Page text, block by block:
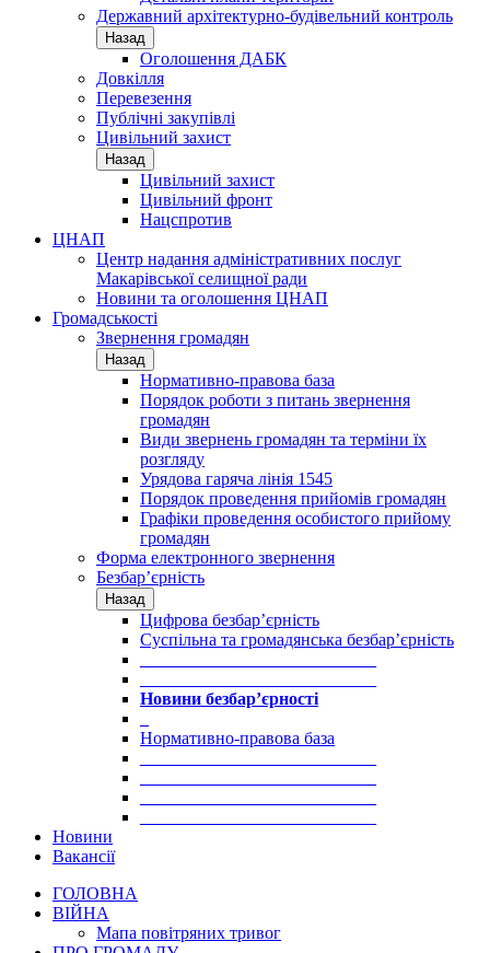
Державний архітектурно-будівельний контроль
Назад
Оголошення ДАБК
Довкілля
Перевезення
Публічні закупівлі
Цивільний захист
Назад
Цивільний захист
Цивільний фронт
Нацспротив
ЦНАП
Центр надання адміністративних послуг
Макарівської селищної ради
Новини та оголошення ЦНАП
Громадськості
Звернення громадян
Назад
Нормативно-правова база
Порядок роботи з питань звернення
громадян
Види звернень громадян та терміни їх
розгляду
Урядова гаряча лінія 1545
Порядок проведення прийомів громадян
Графіки проведення особистого прийому
громадян
Форма електронного звернення
Безбар’єрність
Назад
Цифрова безбар’єрність
Суспільна та громадянська безбар’єрність
Новини безбар’єрності
Нормативно-правова база
Новини
Вакансії
ГОЛОВНА
ВІЙНА
Мапа повітряних тривог